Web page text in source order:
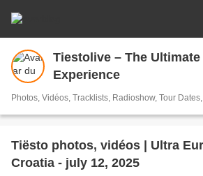
Tiestolive – The
Experience
Photos, Vidéos, Tracklists, Radioshow, Tour
Tiësto photos, vidéos | Ultra
Croatia - july 12, 2025